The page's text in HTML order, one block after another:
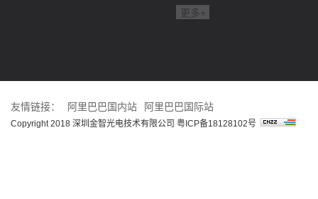
更多+
友情链接： 阿里巴巴国内站 阿里巴巴国际站
Copyright 2018 深圳金智光电技术有限公司 粤ICP备18128102号